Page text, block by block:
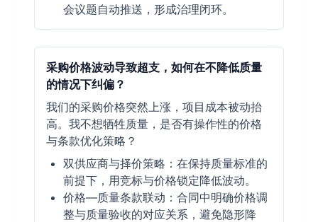
会议题自动推送，形成治理闭环。
采购价格波动导致超支，如何在不降低质量
的情况下纠偏？
我们的采购价格突然上涨，项目成本被动抬
高。我不想牺牲质量，是否有操作性的价格
与条款优化策略？
双供应商与择价策略：在保持质量标准的
前提下，用竞标与价格锁定降低波动。
价格—质量条款联动：合同中明确价格调
整与质量验收的对应关系，避免隐形降